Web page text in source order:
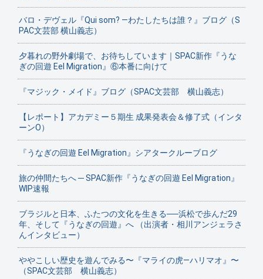
バロ・デヴェル『Qui som? ―わたしたちは誰？』ブログ（S
PAC文芸部 横山義志）
夕暮れの野外劇場で、お待ちしています｜SPAC新作『うな
ぎの回遊 Eel Migration』⑥本番に向けて
『マジック・メイド』ブログ（SPAC文芸部 横山義志）
【レポート】アカデミー５期生 成果発表会＆修了式（インタ
ーンO）
『うなぎの回遊 Eel Migration』シアタークルーブログ
旅の仲間たちへ ─ SPAC新作『うなぎの回遊 Eel Migration』
WIP速報
ブラジルと日本、ふたつの文化を生きる──浜松で歩んだ29
年、そして『うなぎの回遊』へ （出演者・相川アンジェラさ
んインタビュー）
ややこしい歴史を遊んでみる〜『マライの虎—ハリマオ』〜
（SPAC文芸部 横山義志）